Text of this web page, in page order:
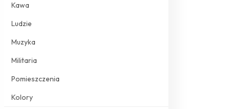
Kawa
Ludzie
Muzyka
Militaria
Pomieszczenia
Kolory